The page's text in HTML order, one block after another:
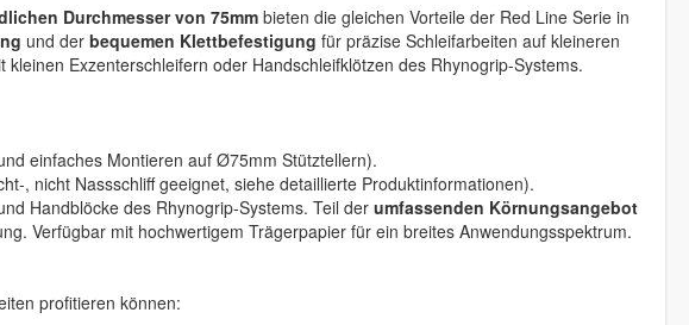
Durchmesser von 75mm bieten die gleichen Vorteile der Red Line Serie in
und der bequemen Klettbefestigung für präzise Schleifarbeiten auf kleineren
Exzenterschleifern oder Handschleifklötzen des Rhynogrip-Systems.
einfaches Montieren auf Ø75mm Stütztellern).
, nicht Nassschliff geeignet, siehe detaillierte Produktinformationen).
Handblöcke des Rhynogrip-Systems. Teil der umfassenden Körnungsangebot
Verfügbar mit hochwertigem Trägerpapier für ein breites Anwendungsspektrum.
profitieren können: